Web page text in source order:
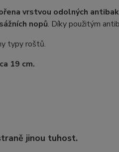
vrstvou odolných
nopů. Díky použitým
typy roštů.
19 cm.
jinou tuhost.